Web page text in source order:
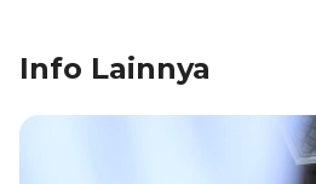
e
b
e
dI A a
m
Info Lainnya